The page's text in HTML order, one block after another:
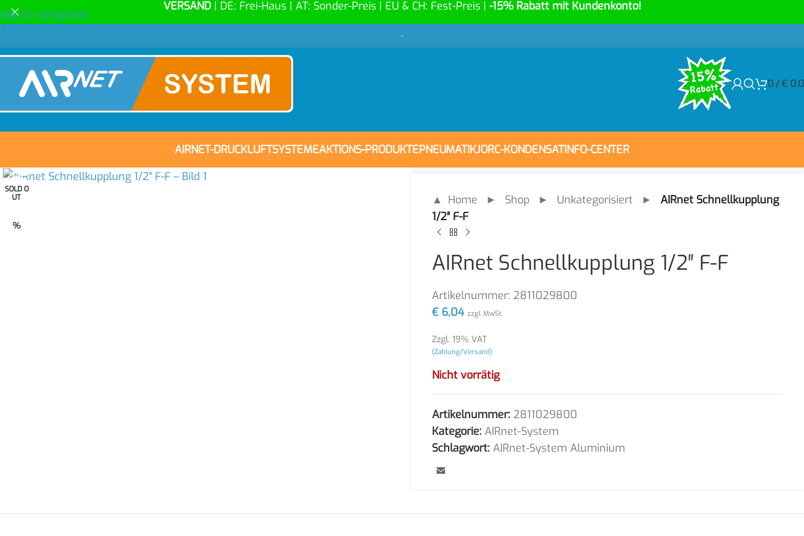
Skip to navigation
VERSAND | DE: Frei-Haus | AT: Sonder-Preis | EU & CH: Fest-Preis | -15% Rabatt mit Kundenkonto!
-
0 /€
AIRNET-DRUCKLUFTSYSTEMEAKTIONS-PRODUKTEPNEUMATIKJORC-KONDENSATINFO-CENTER
SOLD O
UT
%
▲ Home ► Shop ► Unkategorisiert ► AIRnet Schnellkupplung
1/2″ F-F
AIRnet Schnellkupplung 1/2″ F-F
Artikelnummer: 2811029800
€ 6,04 zzgl. MwSt.
Zzgl. 19% VAT
(Zahlung/Versand)
Nicht vorrätig
Artikelnummer: 2811029800
Kategorie: AIRnet-System
Schlagwort: AIRnet-System Aluminium